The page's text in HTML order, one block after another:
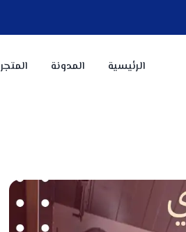
الرئيسية المدونة المتجر